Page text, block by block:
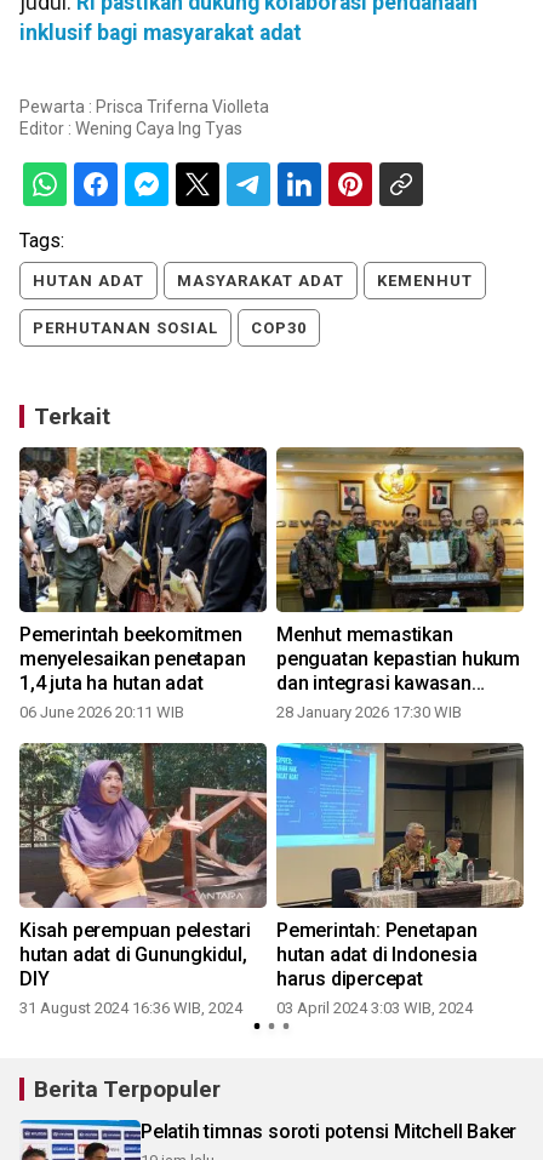
inklusif bagi masyarakat adat
Pewarta : Prisca Triferna Violleta
Editor : Wening Caya Ing Tyas
Tags:
HUTAN ADAT MASYARAKAT ADAT KEMENHUT
PERHUTANAN SOSIAL COP30
Terkait
Pemerintah beekomitmen
menyelesaikan penetapan
1,4 juta ha hutan adat
06 June 2026 20:11 WIB
Menhut memastikan
penguatan kepastian hukum
dan integrasi kawasan
hutan
28 January 2026 17:30 WIB
Kisah perempuan pelestari
hutan adat di Gunungkidul,
DIY
31 August 2024 16:36 WIB, 2024
Pemerintah: Penetapan
hutan adat di Indonesia
harus dipercepat
03 April 2024 3:03 WIB, 2024
Berita Terpopuler
Pelatih timnas soroti potensi Mitchell Baker